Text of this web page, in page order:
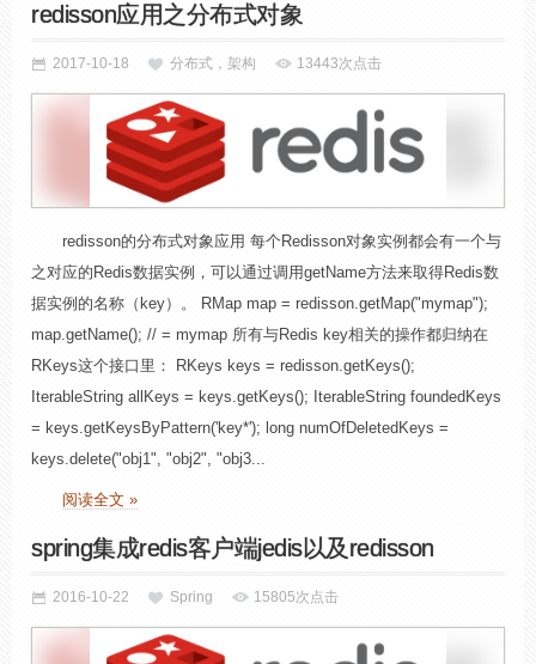
redisson应用之分布式对象
2017-10-18 分布式，架构 13443次点击
redisson的分布式对象应用 每个Redisson对象实例都会有一个与
之对应的Redis数据实例，可以通过调用getName方法来取得Redis数
据实例的名称（key）。 RMap map = redisson.getMap("mymap");
map.getName(); // = mymap 所有与Redis key相关的操作都归纳在
RKeys这个接口里： RKeys keys = redisson.getKeys();
IterableString allKeys = keys.getKeys(); IterableString foundedKeys
= keys.getKeysByPattern('key*'); long numOfDeletedKeys =
keys.delete("obj1", "obj2", "obj3...
阅读全文 »
spring集成redis客户端jedis以及redisson
2016-10-22 Spring 15805次点击